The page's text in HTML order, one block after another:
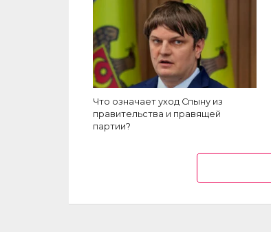
Что означает уход Спыну из
правительства и правящей
партии?